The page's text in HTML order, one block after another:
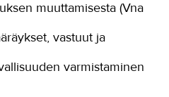
muuttamisesta (Vna
vastuut ja
varmistaminen